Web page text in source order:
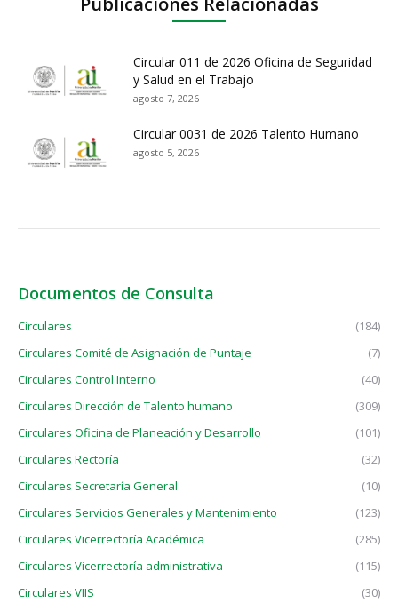
Circular 011 de 2026 Oficina de Seguridad
y Salud en el Trabajo
agosto 7, 2026
Circular 0031 de 2026 Talento Humano
agosto 5, 2026
Documentos de Consulta
Circulares
(184)
Circulares Comité de Asignación de Puntaje
(7)
Circulares Control Interno
(40)
Circulares Dirección de Talento humano
(309)
Circulares Oficina de Planeación y Desarrollo
(101)
Circulares Rectoría
(32)
Circulares Secretaría General
(10)
Circulares Servicios Generales y Mantenimiento
(123)
Circulares Vicerrectoría Académica
(285)
Circulares Vicerrectoría administrativa
(115)
Circulares VIIS
(30)